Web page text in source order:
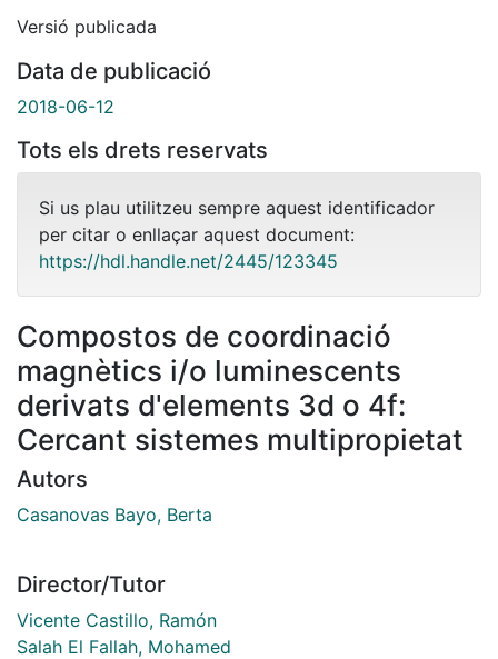
Versió publicada
Data de publicació
2018-06-12
Tots els drets reservats
Si us plau utilitzeu sempre aquest identificador
per citar o enllaçar aquest document:
https://hdl.handle.net/2445/123345
Compostos de coordinació
magnètics i/o luminescents
derivats d'elements 3d o 4f:
Cercant sistemes multipropietat
Autors
Casanovas Bayo, Berta
Director/Tutor
Vicente Castillo, Ramón
Salah El Fallah, Mohamed